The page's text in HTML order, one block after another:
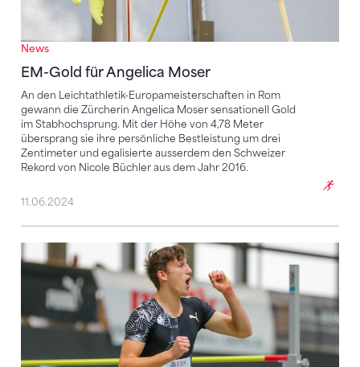
News
EM-Gold für Angelica Moser
An den Leichtathletik-Europameisterschaften in Rom
gewann die Zürcherin Angelica Moser sensationell Gold
im Stabhochsprung. Mit der Höhe von 4,78 Meter
übersprang sie ihre persönliche Bestleistung um drei
Zentimeter und egalisierte ausserdem den Schweizer
Rekord von Nicole Büchler aus dem Jahr 2016.
11.06.2024
WM-Gold für Ehammer – auch Moser und Kälin stark